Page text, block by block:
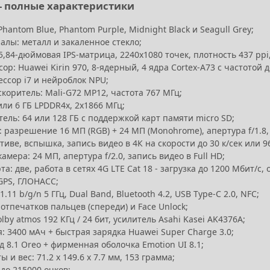
полные характеристики
Blue, Phantom Purple, Midnight Black и Seagull Grey;
металл и закаленное стекло;
дюймовая IPS-матрица, 2240х1080 точек, плотность 437
Huawei Kirin 970, 8-ядерный, 4 ядра Cortex-A73 с частотой
i7 и нейроблок NPU;
Mali-G72 MP12, частота 767 МГц;
6 ГБ LPDDR4x, 2х1866 МГц;
64 или 128 ГБ с поддержкой карт памяти micro SD;
разрешение 16 МП (RGB) + 24 МП (Monohrome), апертура f/
вспышка, запись видео в 4К на скорости до 30 к/сек или
24 МП, апертура f/2.0, запись видео в Full HD;
две, работа в сетях 4G LTE Cat 18 - загрузка до 1200 Мбит/
ГЛОНАСС;
b/g/n 5 ГГц, Dual Band, Bluetooth 4.2, USB Type-C 2.0, NFC;
пальцев (спереди) и Face Unlock;
atmos 192 КГц / 24 бит, усилитель Asahi Kasei AK4376A;
3400 мАч + быстрая зарядка Huawei Super Charge 3.0;
8.1 Oreo + фирменная оболочка Emotion UI 8.1;
и вес: 71.2 х 149.6 х 7.7 мм, 153 грамма;